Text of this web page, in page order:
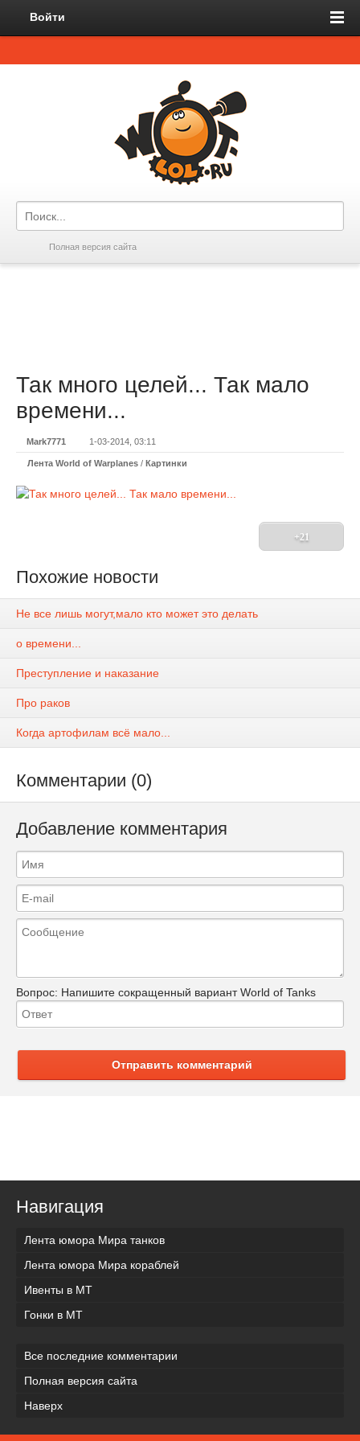
Войти
Полная версия сайта
Так много целей... Так мало
времени...
Mark7771 1-03-2014, 03:11
Лента World of Warplanes / Картинки
+21
Похожие новости
Не все лишь могут,мало кто может это делать
о времени...
Преступление и наказание
Про раков
Когда артофилам всё мало...
Комментарии (0)
Добавление комментария
Вопрос: Напишите сокращенный вариант World of Tanks
Отправить комментарий
Навигация
Лента юмора Мира танков
Лента юмора Мира кораблей
Ивенты в МТ
Гонки в МТ
Все последние комментарии
Полная версия сайта
Наверх